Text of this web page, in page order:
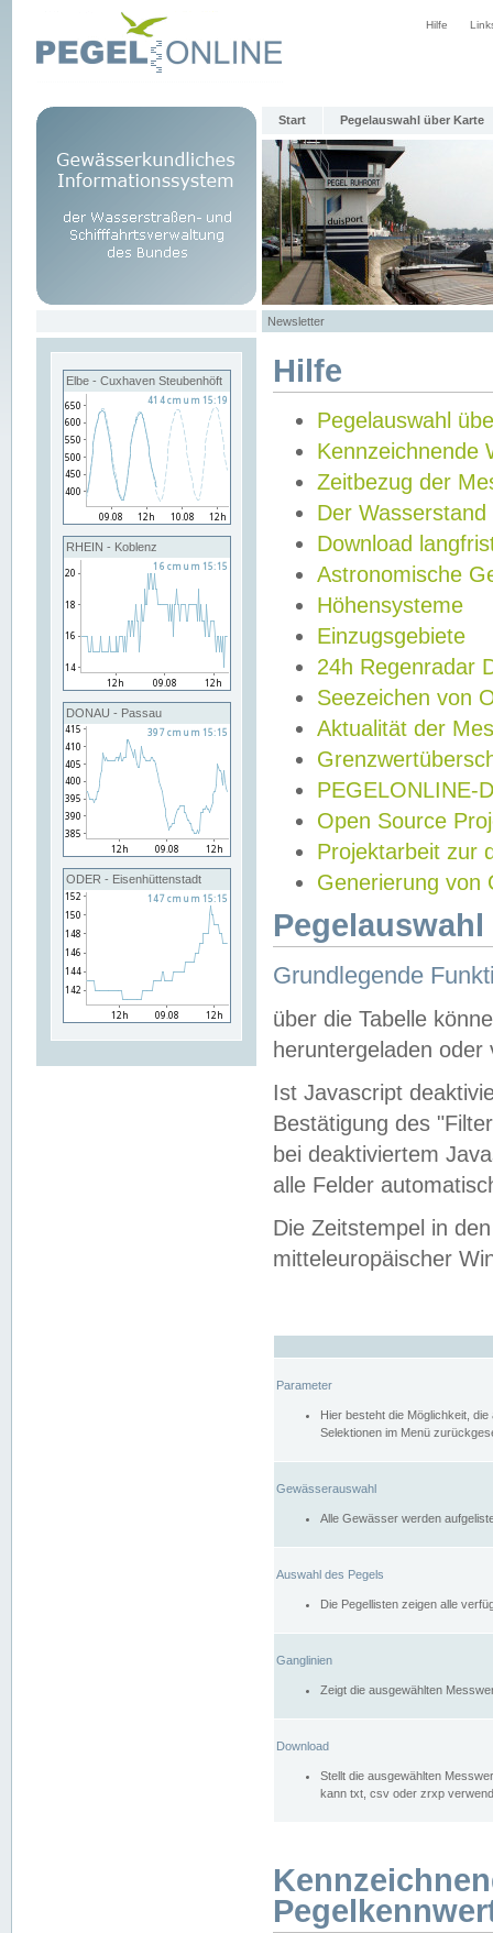
Hilfe
Start Pegelauswahl über Karte
Newsletter
Elbe - Cuxhaven Steubenhöft
RHEIN - Koblenz
DONAU - Passau
ODER - Eisenhüttenstadt
Hilfe
Pegelauswahl
Kennzeichnende
Zeitbezug der
Der Wasserstand
Download
Astronomische
Höhensysteme
Einzugsgebiete
24h Regenradar
Seezeichen von
Aktualität der
PEGELONLINE-
Open Source
Projektarbeit zur
Generierung von
Grundlegende
über die Tabelle
heruntergeladen oder
Ist Javascript
Bestätigung des
bei deaktiviertem
alle Felder
Die Zeitstempel in
mitteleuropäischer
Parameter
Hier besteht die Möglichkeit,
Selektionen im Menü
Gewässerauswahl
Alle Gewässer werden
Auswahl des Pegels
Die Pegellisten zeigen alle
Ganglinien
Zeigt die ausgewählten
Download
Stellt die ausgewählten
kann txt, csv oder zrxp